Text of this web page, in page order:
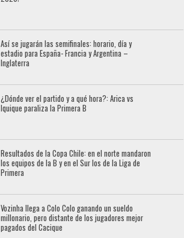
Así se jugarán las semifinales: horario, día y
estadio para España- Francia y Argentina –
Inglaterra
¿Dónde ver el partido y a qué hora?: Arica vs
Iquique paraliza la Primera B
Resultados de la Copa Chile: en el norte mandaron
los equipos de la B y en el Sur los de la Liga de
Primera
Vozinha llega a Colo Colo ganando un sueldo
millonario, pero distante de los jugadores mejor
pagados del Cacique